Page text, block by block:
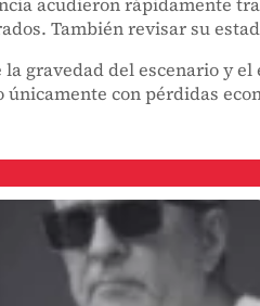
También revisar su
gravedad del escenario y
con pérdidas